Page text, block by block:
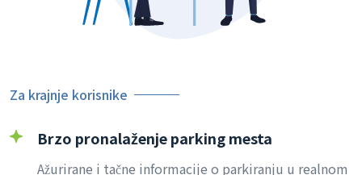
Za krajnje korisnike
Brzo pronalaženje parking mesta
Ažurirane i tačne informacije o parkiranju u realnom